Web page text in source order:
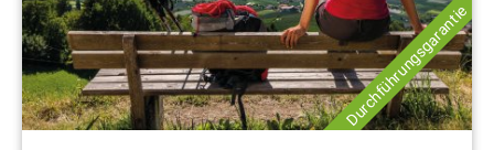
Durchführungsgarantie